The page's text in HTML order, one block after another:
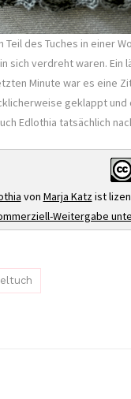
des Tuches in einer
sich verdreht waren. Ein
Minute war es eine
geklappt
Edlothia tatsächlich
von Marja Katzist
Weitergabe